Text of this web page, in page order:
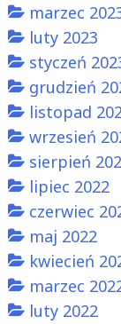
marzec
luty 2023
styczeń
grudzień
listopad
wrzesień
sierpień
lipiec 2022
czerwiec
maj 2022
kwiecień
marzec
luty 2022